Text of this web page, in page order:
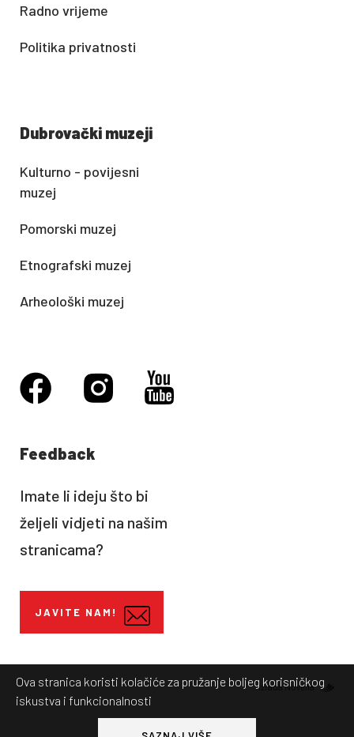
Ova stranica koristi kolačiće za pružanje boljeg korisničkog
iskustva i funkcionalnosti
Radno vrijeme
Politika privatnosti
Dubrovački muzeji
Kulturno - povijesni
muzej
Pomorski muzej
Etnografski muzej
Arheološki muzej
Feedback
Imate li ideju što bi
željeli vidjeti na našim
stranicama?
JAVITE NAM!
Izrada Novena